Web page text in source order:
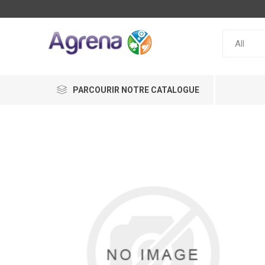
PARCOURIR NOTRE CATALOGUE